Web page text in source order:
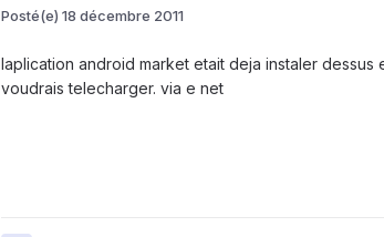
Posté(e) 18 décembre 2011
laplication android market etait deja instaler
voudrais telecharger. via e net